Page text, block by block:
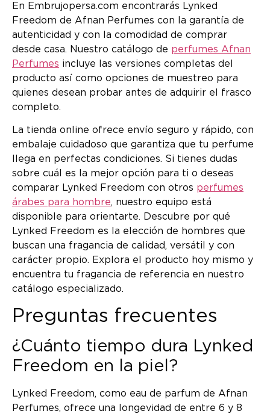
En Embrujopersa.com encontrarás Lynked
Freedom de Afnan Perfumes con la garantía de
autenticidad y con la comodidad de comprar
desde casa. Nuestro catálogo de perfumes Afnan
Perfumes incluye las versiones completas del
producto así como opciones de muestreo para
quienes desean probar antes de adquirir el frasco
completo.
La tienda online ofrece envío seguro y rápido, con
embalaje cuidadoso que garantiza que tu perfume
llega en perfectas condiciones. Si tienes dudas
sobre cuál es la mejor opción para ti o deseas
comparar Lynked Freedom con otros perfumes
árabes para hombre, nuestro equipo está
disponible para orientarte. Descubre por qué
Lynked Freedom es la elección de hombres que
buscan una fragancia de calidad, versátil y con
carácter propio. Explora el producto hoy mismo y
encuentra tu fragancia de referencia en nuestro
catálogo especializado.
Preguntas frecuentes
¿Cuánto tiempo dura Lynked
Freedom en la piel?
Lynked Freedom, como eau de parfum de Afnan
Perfumes, ofrece una longevidad de entre 6 y 8